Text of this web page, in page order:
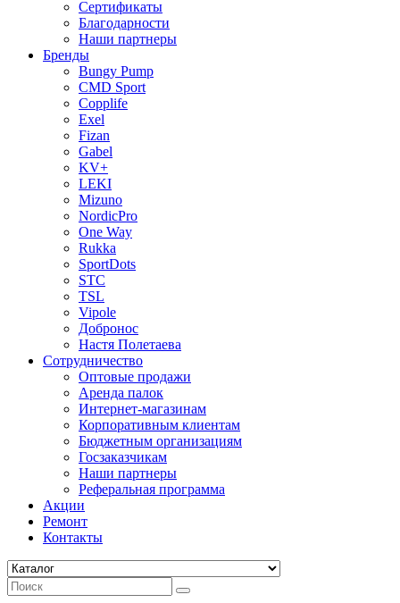
Сертификаты
Благодарности
Наши партнеры
Бренды
Bungy Pump
CMD Sport
Copplife
Exel
Fizan
Gabel
KV+
LEKI
Mizuno
NordicPro
One Way
Rukka
SportDots
STC
TSL
Vipole
Добронос
Настя Полетаева
Сотрудничество
Оптовые продажи
Аренда палок
Интернет-магазинам
Корпоративным клиентам
Бюджетным организациям
Госзаказчикам
Наши партнеры
Реферальная программа
Акции
Ремонт
Контакты